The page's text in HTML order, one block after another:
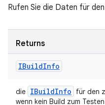
Rufen Sie die Daten für
Returns
IBuildInfo
die IBuildInfo für den
wenn kein Build zum